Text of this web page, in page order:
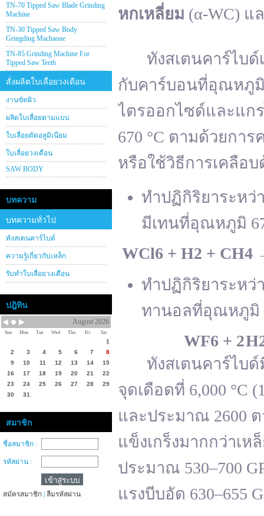
TN-70 Tipped Saw Blade Grinding
Machine
TN-30 Tipped Saw Body
Gringding Machaone
TN-85 Grinding Machine For
Tipped Saw Teeth
สั่งผลิตใบเลื่อยวงเดือน
งานขัดผิว
ผลิตใบเลื่อยตามแบบ
ใบเลื่อยตัดอลูมิเนียม
ใบเลื่อยวงเดือน
SAW BODY
บทความ
บทความทั่วไป
ทังสเตนคาร์ไบด์
ความรู้เกี่ยวกับเหล็ก
รับทำใบเลื่อยวงเดือน
ปฎิทิน
August 2026
Sun Mon Tue Wed Thu Fri Sat
1
2
3 4 5 6 7
8
9
10 11 12 13 14
15
16
17 18 19 20 21
22
23
24 25 26 27 28
29
30
31
สมาชิก
ชื่อสมาชิก :
รหัสผ่าน :
สมัครสมาชิก ลืมรหัสผ่าน
หกเหลี่ยม (α-WC) แ
ทังสเตนคาร์ไบด์เ
กับคาร์บอนที่อุณหภูมิ
ไตรออกไซด์และแก
670 °C ตามด้วยกา
หรือใช้วิธีการเคลือบ
ทำปฏิกิริยาระหว่
มีเทนที่อุณหภูมิ
WCl6 + H2 + CH4
ทำปฏิกิริยาระหว่
ทานอลที่อุณหภูมิ
WF6 + 2 H
ทังสเตนคาร์ไบด์มี
จุดเดือดที่ 6,000 °C
และประมาณ 2600
แข็งเกร็งมากกว่าเ
ประมาณ 530–700
แรงบีบอัด 630–655